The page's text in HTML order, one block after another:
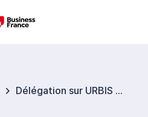
Délégation sur URBIS SMART CITIES MEETUP 2026 - République Tchèque